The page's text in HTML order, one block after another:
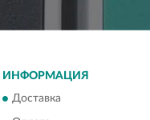
ИНФОРМАЦИЯ
Доставка